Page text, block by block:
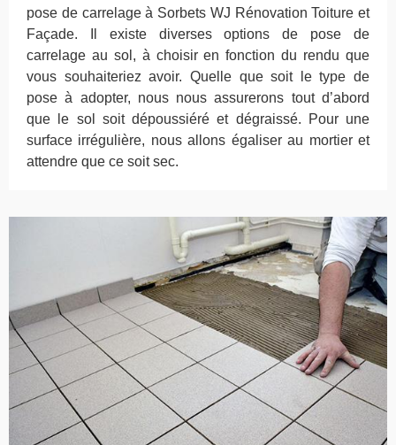
pose de carrelage à Sorbets WJ Rénovation Toiture et
Façade. Il existe diverses options de pose de
carrelage au sol, à choisir en fonction du rendu que
vous souhaiteriez avoir. Quelle que soit le type de
pose à adopter, nous nous assurerons tout d’abord
que le sol soit dépoussiéré et dégraissé. Pour une
surface irrégulière, nous allons égaliser au mortier et
attendre que ce soit sec.